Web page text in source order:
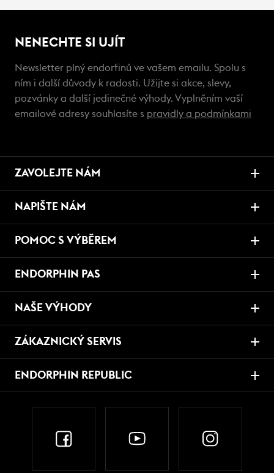
NENECHTE SI UJÍT
Newsletter plný endorfinů ve vašem emailu. Spolu s
ním i další důvody k radosti. Užijte si akce, slevy,
pozvánky a další jedinečné výhody. Vyplněním vaší
emailové adresy souhlasíte s pravidly a podmínkami
ZAVOLEJTE NÁM
NAPIŠTE NÁM
POMOC S VÝBĚREM
ENDORPHIN PAS
NAŠE VÝHODY
ZÁKAZNICKÝ SERVIS
ENDORPHIN REPUBLIC